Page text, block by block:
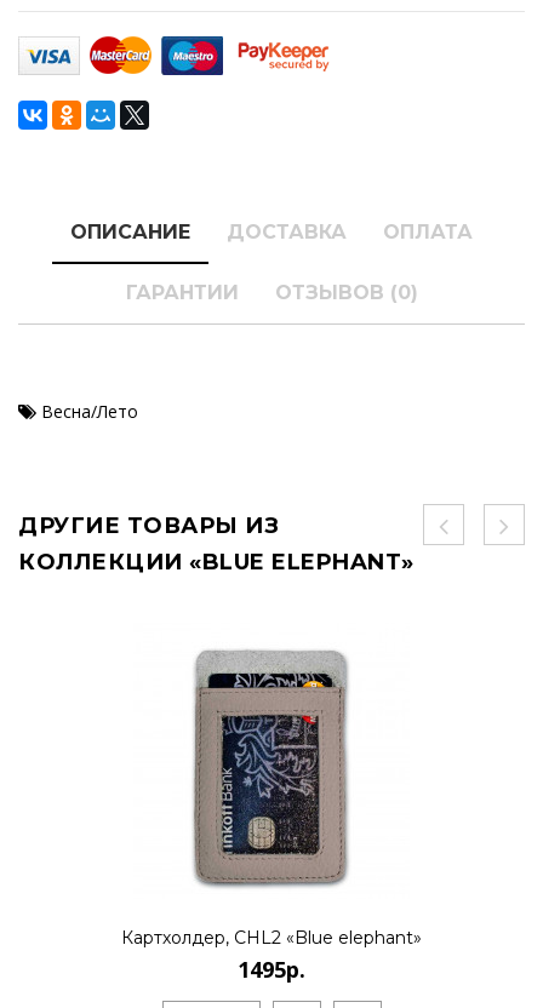
ОПИСАНИЕ ДОСТАВКА ОПЛАТА
ГАРАНТИИ ОТЗЫВОВ (0)
Весна/Лето
ДРУГИЕ ТОВАРЫ ИЗ
КОЛЛЕКЦИИ «BLUE ELEPHANT»
Картхолдер, CHL2 «Blue elephant»
1495р.